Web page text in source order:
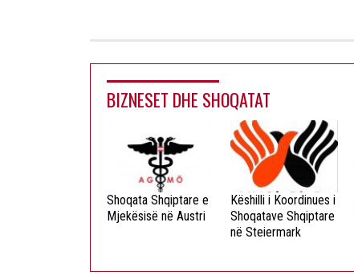
BIZNESET DHE SHOQATAT
Shoqata Shqiptare e
Mjekësisë në Austri
Këshilli i Koordinues i
Shoqatave Shqiptare
në Steiermark